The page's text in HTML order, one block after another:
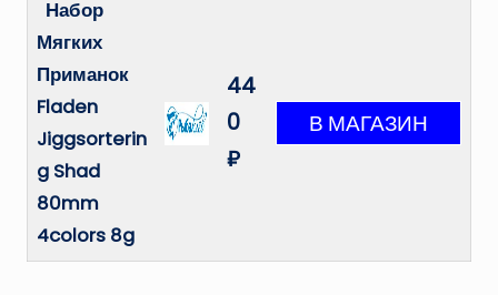
Набор
Мягких
Приманок
Fladen
Jiggsorterin
g Shad
80mm
4colors 8g
44
0
₽